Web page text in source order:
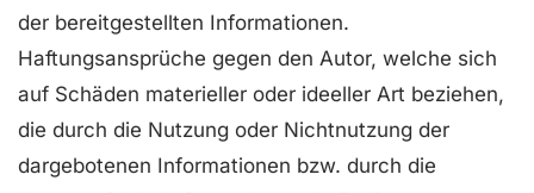
der bereitgestellten Informationen.
Haftungsansprüche gegen den Autor, welche sich
auf Schäden materieller oder ideeller Art beziehen,
die durch die Nutzung oder Nichtnutzung der
dargebotenen Informationen bzw. durch die